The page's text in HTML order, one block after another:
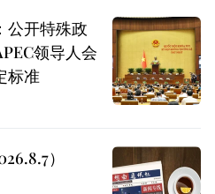
公开特殊政
领导人会
标准
）